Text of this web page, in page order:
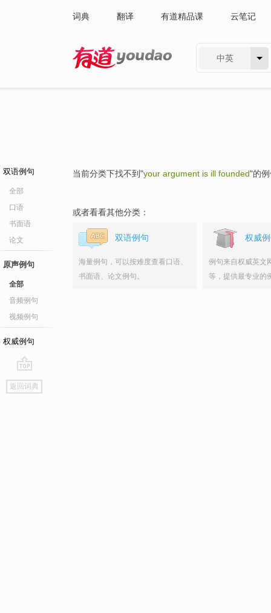
词典 翻译 有道精品课 云笔记
中英
双语例句
全部
口语
书面语
论文
原声例句
全部
音频例句
视频例句
权威例句
go
top
返回词典
当前分类下找不到"your argument is ill founded"的
或者看看其他分类：
双语例句
海量例句，可以按难度查看口语、
书面语、论文例句。
权威
例句来自权威英文
等，提供最专业的